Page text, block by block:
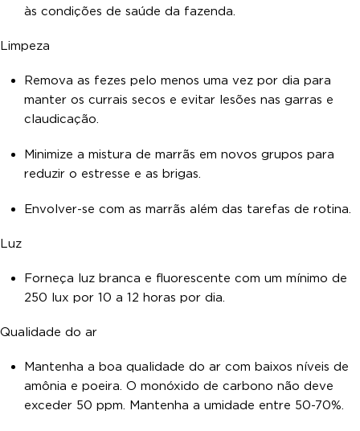
às condições de saúde da fazenda.
Limpeza
Remova as fezes pelo menos uma vez por dia para
manter os currais secos e evitar lesões nas garras e
claudicação.
Minimize a mistura de marrãs em novos grupos para
reduzir o estresse e as brigas.
Envolver-se com as marrãs além das tarefas de rotina.
Luz
Forneça luz branca e fluorescente com um mínimo de
250 lux por 10 a 12 horas por dia.
Qualidade do ar
Mantenha a boa qualidade do ar com baixos níveis de
amônia e poeira. O monóxido de carbono não deve
exceder 50 ppm. Mantenha a umidade entre 50-70%.